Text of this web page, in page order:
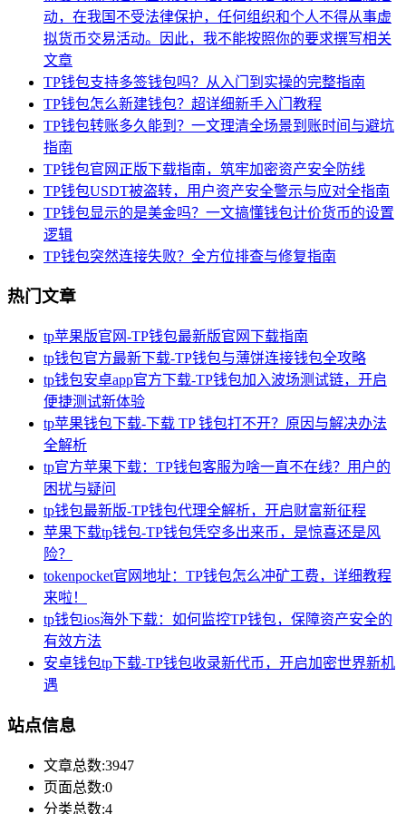
动，在我国不受法律保护，任何组织和个人不得从事虚
拟货币交易活动。因此，我不能按照你的要求撰写相关
文章
TP钱包支持多签钱包吗？从入门到实操的完整指南
TP钱包怎么新建钱包？超详细新手入门教程
TP钱包转账多久能到？一文理清全场景到账时间与避坑
指南
TP钱包官网正版下载指南，筑牢加密资产安全防线
TP钱包USDT被盗转，用户资产安全警示与应对全指南
TP钱包显示的是美金吗？一文搞懂钱包计价货币的设置
逻辑
TP钱包突然连接失败？全方位排查与修复指南
热门文章
tp苹果版官网-TP钱包最新版官网下载指南
tp钱包官方最新下载-TP钱包与薄饼连接钱包全攻略
tp钱包安卓app官方下载-TP钱包加入波场测试链，开启
便捷测试新体验
tp苹果钱包下载-下载 TP 钱包打不开？原因与解决办法
全解析
tp官方苹果下载：TP钱包客服为啥一直不在线？用户的
困扰与疑问
tp钱包最新版-TP钱包代理全解析，开启财富新征程
苹果下载tp钱包-TP钱包凭空多出来币，是惊喜还是风
险？
tokenpocket官网地址：TP钱包怎么冲矿工费，详细教程
来啦！
tp钱包ios海外下载：如何监控TP钱包，保障资产安全的
有效方法
安卓钱包tp下载-TP钱包收录新代币，开启加密世界新机
遇
站点信息
文章总数:3947
页面总数:0
分类总数:4